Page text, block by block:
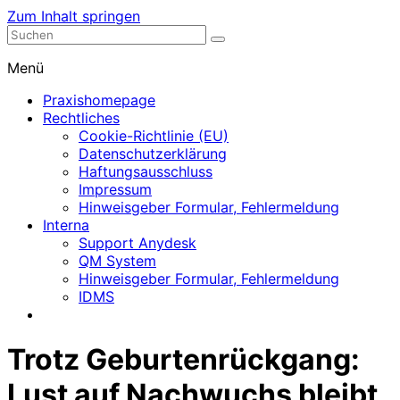
Zum Inhalt springen
Nephrologische Praxis mit Dialyse
Menü
Praxishomepage
Rechtliches
Cookie-Richtlinie (EU)
Datenschutzerklärung
Haftungsausschluss
Impressum
Hinweisgeber Formular, Fehlermeldung
Interna
Support Anydesk
QM System
Hinweisgeber Formular, Fehlermeldung
IDMS
Trotz Geburtenrückgang: